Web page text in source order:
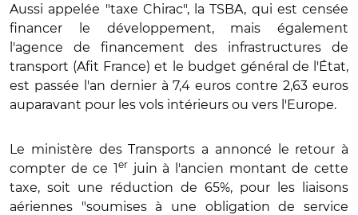
Aussi appelée "taxe Chirac", la TSBA, qui est censée
financer le développement, mais également
l'agence de financement des infrastructures de
transport (Afit France) et le budget général de l'État,
est passée l'an dernier à 7,4 euros contre 2,63 euros
auparavant pour les vols intérieurs ou vers l'Europe.
Le ministère des Transports a annoncé le retour à
compter de ce 1er juin à l'ancien montant de cette
taxe, soit une réduction de 65%, pour les liaisons
aériennes "soumises à une obligation de service